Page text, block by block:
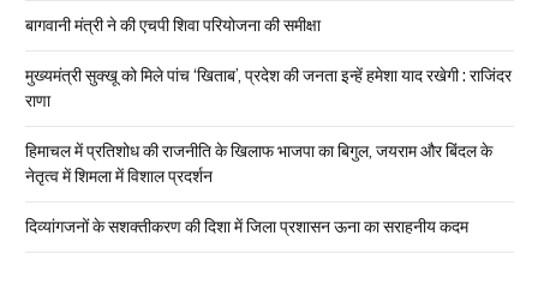
बागवानी मंत्री ने की एचपी शिवा परियोजना की समीक्षा
मुख्यमंत्री सुक्खू को मिले पांच ‘खिताब’, प्रदेश की जनता इन्हें हमेशा याद रखेगी : राजिंदर
राणा
हिमाचल में प्रतिशोध की राजनीति के खिलाफ भाजपा का बिगुल, जयराम और बिंदल के
नेतृत्व में शिमला में विशाल प्रदर्शन
दिव्यांगजनों के सशक्तीकरण की दिशा में जिला प्रशासन ऊना का सराहनीय कदम